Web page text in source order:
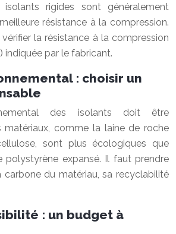
rigides sont généralement
résistance à la compression.
la résistance à la compression
indiquée par le fabricant.
: choisir un
des isolants doit être
matériaux, comme la laine de roche
sont plus écologiques que
polystyrène expansé. Il faut prendre
du matériau, sa recyclabilité
: un budget à